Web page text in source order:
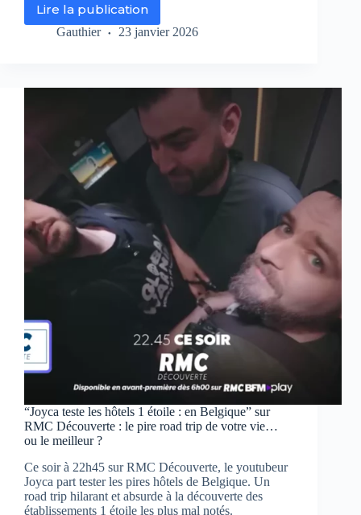
Lire la publication
Joyca
teste
étoile
s’attaque
aux
pires
lieux
sur
RMC
Découverte
Gauthier 23 janvier 2026
“Joyca teste les hôtels 1 étoile : en Belgique” sur
RMC Découverte : le pire road trip de votre vie…
ou le meilleur ?
Ce soir à 22h45 sur RMC Découverte, le youtubeur
Joyca part tester les pires hôtels de Belgique. Un
road trip hilarant et absurde à la découverte des
établissements 1 étoile les plus mal notés.